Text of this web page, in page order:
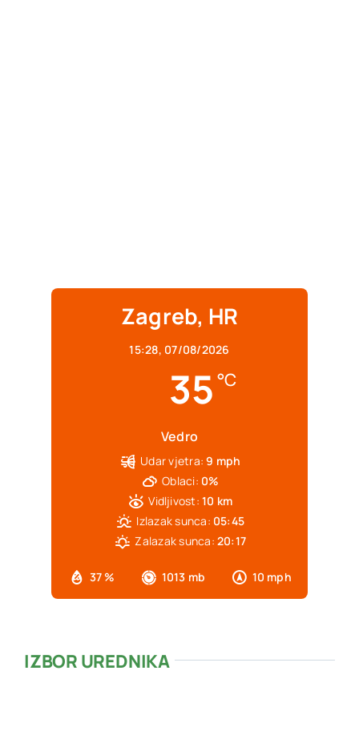
Zagreb, HR
15:28, 07/08/2026
35 °C
Vedro
37 % 1013 mb 10 mph
Udar vjetra: 9 mph
Oblaci: 0%
Vidljivost: 10 km
Izlazak sunca: 05:45
Zalazak sunca: 20:17
IZBOR UREDNIKA